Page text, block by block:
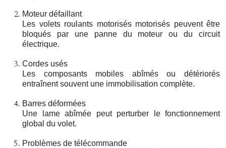
Moteur défaillant
Les volets roulants motorisés motorisés peuvent être
bloqués par une panne du moteur ou du circuit
électrique.
Cordes usés
Les composants mobiles abîmés ou détériorés
entraînent souvent une immobilisation complète.
Barres déformées
Une lame abîmée peut perturber le fonctionnement
global du volet.
Problèmes de télécommande